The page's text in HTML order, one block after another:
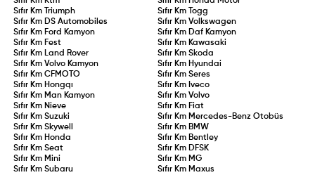
Sıfır Km
Triumph Sıfır Km
Togg
Sıfır Km DS Automobiles Sıfır Km Volkswagen
Sıfır Km Ford Kamyon Sıfır Km Daf Kamyon
Sıfır Km Fest Sıfır Km Kawasaki
Sıfır Km Land Rover Sıfır Km Skoda
Sıfır KmVolvo Kamyon Sıfır Km Hyundai
Sıfır KmCFMOTO Sıfır Km Seres
Sıfır Km Hongqı Sıfır Km Iveco
Sıfır Km Man Kamyon Sıfır Km Volvo
Sıfır Km Nieve Sıfır Km Fiat
Sıfır KmSuzuki Sıfır Km Mercedes-Benz Otobüs
Sıfır KmSkywell Sıfır Km BMW
Sıfır Km Honda Sıfır Km Bentley
Sıfır KmSeat Sıfır Km DFSK
Sıfır Km Mini Sıfır Km MG
Sıfır KmSubaru Sıfır Km Maxus